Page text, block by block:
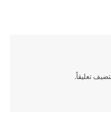
تعليقاً.